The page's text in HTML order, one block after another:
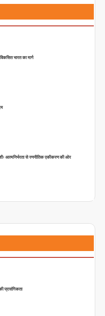
भारत का मार्ग
आत्मनिर्भरता से रणनीतिक एकीकरण की ओर
प्रासंगिकता